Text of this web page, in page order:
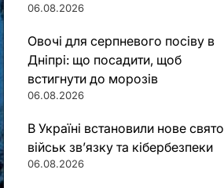
06.08.2026
Овочі для серпневого посіву в
Дніпрі: що посадити, щоб
встигнути до морозів
06.08.2026
В Україні встановили нове свято
військ зв’язку та кібербезпеки
06.08.2026